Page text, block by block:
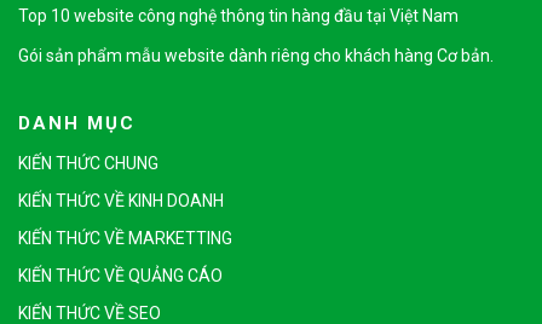
Top 10 website công nghệ thông tin hàng đầu tại Việt Nam
Gói sản phẩm mẫu website dành riêng cho khách hàng Cơ bản.
DANH MỤC
KIẾN THỨC CHUNG
KIẾN THỨC VỀ KINH DOANH
KIẾN THỨC VỀ MARKETTING
KIẾN THỨC VỀ QUẢNG CÁO
KIẾN THỨC VỀ SEO